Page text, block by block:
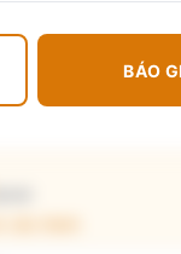
BÁO